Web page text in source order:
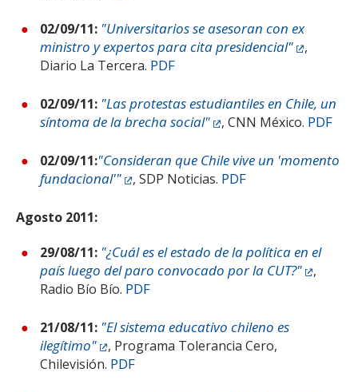
02/09/11: "Universitarios se asesoran con ex
ministro y expertos para cita presidencial"
,
Diario La Tercera. PDF
02/09/11: "Las protestas estudiantiles en Chile, un
síntoma de la brecha social"
, CNN México. PDF
02/09/11:"Consideran que Chile vive un 'momento
fundacional'"
, SDP Noticias. PDF
Agosto 2011:
29/08/11: "¿Cuál es el estado de la política en el
país luego del paro convocado por la CUT?"
,
Radio Bío Bío. PDF
21/08/11: "El sistema educativo chileno es
ilegítimo"
, Programa Tolerancia Cero,
Chilevisión. PDF